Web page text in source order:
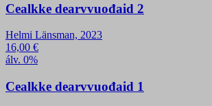
Cealkke dearvvuođaid 2
Helmi Länsman, 2023
16,00 €
álv. 0%
Cealkke dearvvuođaid 1